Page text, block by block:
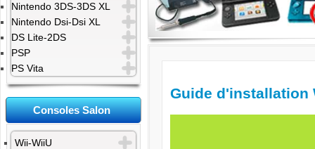
Nintendo 3DS-3DS XL
Nintendo Dsi-Dsi XL
DS Lite-2DS
PSP
PS Vita
Consoles Salon
Wii-WiiU
Guide d'installation